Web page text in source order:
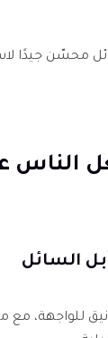
محسّن جيدًا
فعل
السائل
مع